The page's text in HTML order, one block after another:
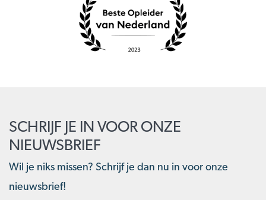
SCHRIJF JE IN VOOR ONZE
NIEUWSBRIEF
Wil je niks missen? Schrijf je dan nu in voor onze
nieuwsbrief!